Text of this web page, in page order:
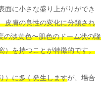
面に小さな盛り上がりができ
皮膚の良性の変化に分類され
の淡黄色〜肌色のドーム状の隆
）を持つことが特徴的です。
）に多く発生しますが、場合